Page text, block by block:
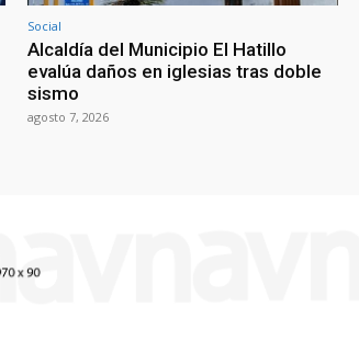
Social
Alcaldía del Municipio El Hatillo
evalúa daños en iglesias tras doble
sismo
agosto 7, 2026